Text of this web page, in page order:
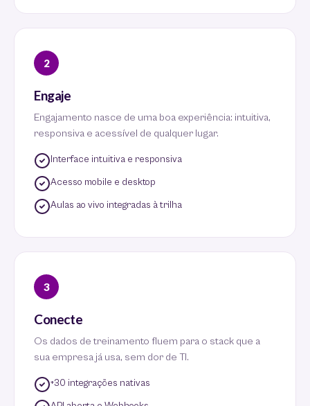
2
Engaje
Engajamento nasce de uma boa experiência: intuitiva,
responsiva e acessível de qualquer lugar.
Interface intuitiva e responsiva
Acesso mobile e desktop
Aulas ao vivo integradas à trilha
3
Conecte
Os dados de treinamento fluem para o stack que a
sua empresa já usa, sem dor de TI.
+30 integrações nativas